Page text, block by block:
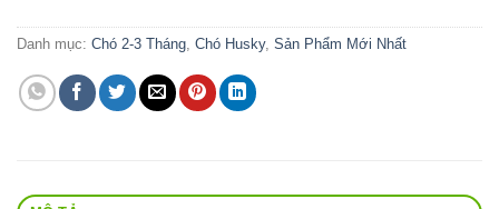
Danh mục: Chó 2-3 Tháng Chó Husky, Sản Phẩm Mới Nhất